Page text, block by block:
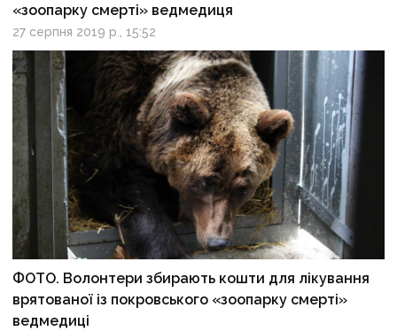
«зоопарку смерті» ведмедиця
27 серпня 2019 р., 15:52
ФОТО. Волонтери збирають кошти для лікування
врятованої із покровського «зоопарку смерті»
ведмедиці